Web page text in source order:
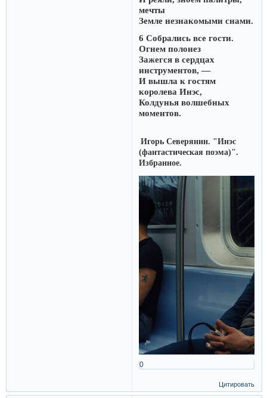
мечты
Земле незнакомыми снами.
6 Собрались все гости.
Огнем полонез
Зажегся в сердцах
инструментов, —
И вышла к гостям
королева Инэс,
Колдунья волшебных
моментов.
Игорь Северянин. "Инэс
(фантастическая поэма)".
Избранное.
0
Цитировать